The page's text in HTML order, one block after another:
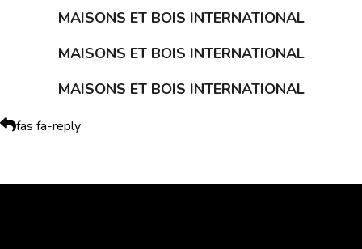
MAISONS ET BOIS INTERNATIONAL
MAISONS ET BOIS INTERNATIONAL
MAISONS ET BOIS INTERNATIONAL
fas fa-reply